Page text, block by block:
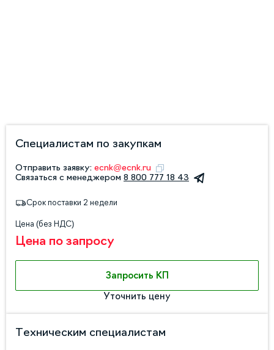
Специалистам по закупкам
Отправить заявку: ecnk@ecnk.ru
Связаться с менеджером 8 800 777 18 43
Срок поставки 2 недели
Цена (без НДС)
Цена по запросу
Запросить КП
Уточнить цену
Техническим специалистам